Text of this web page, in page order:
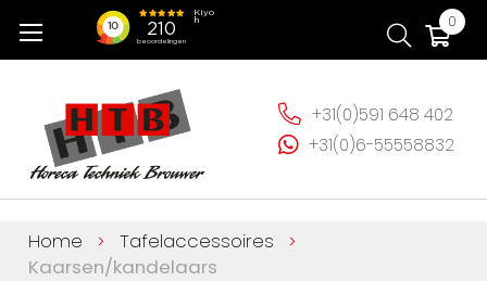
naar
0
+31(0)591 648 402
+31(0)6-55558832
Home
Tafelaccessoires
Kaarsen/kandelaars